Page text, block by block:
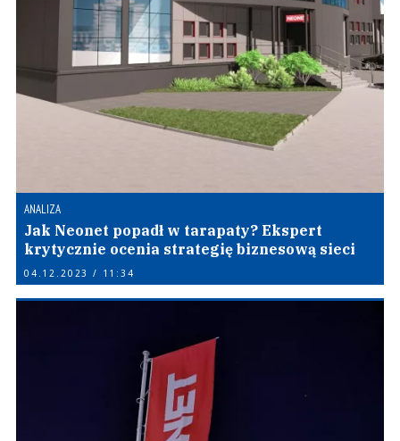
ANALIZA
Jak Neonet popadł w tarapaty? Ekspert
krytycznie ocenia strategię biznesową sieci
04.12.2023 / 11:34